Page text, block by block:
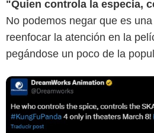
"Quien controla la especia,
No podemos negar que es
reenfocar la atención en la
pegándose un poco de la